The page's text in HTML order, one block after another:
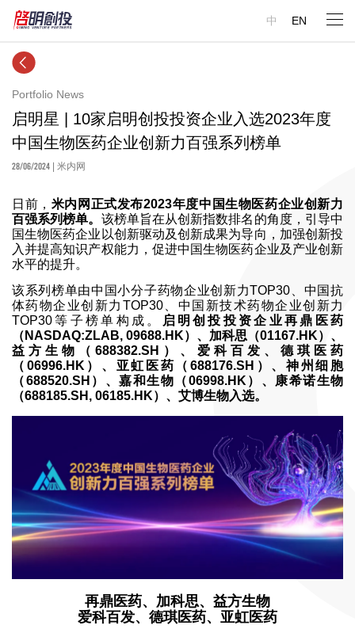
中 EN
Portfolio News
启明星 | 10家启明创投投资企业入选2023年度
中国生物医药企业创新力百强系列榜单
28/06/2024 | 米内网
日前， 米内网正式发布2023年度中国生物医药企业创新力
百强系列榜单。 该榜单旨在从创新指数排名的角度，引导中
国生物医药企业以创新驱动及创新成果为导向，加强创新投
入并提高知识产权能力，促进中国生物医药企业及产业创新
水平的提升。
该系列榜单由中国小分子药物企业创新力TOP30、中国抗
体药物企业创新力TOP30、中国新技术药物企业创新力
TOP30等子榜单构成。
启明创投投资企业再鼎医药
（NASDAQ:ZLAB, 09688.HK）、加科思（01167.HK）、
益方生物（688382.SH）、爱科百发、德琪医药
（06996.HK）、亚虹医药（688176.SH）、神州细胞
（688520.SH）、嘉和生物（06998.HK）、康希诺生物
（688185.SH, 06185.HK）、艾博生物入选。
再鼎医药、加科思、益方生物
爱科百发、德琪医药、亚虹医药